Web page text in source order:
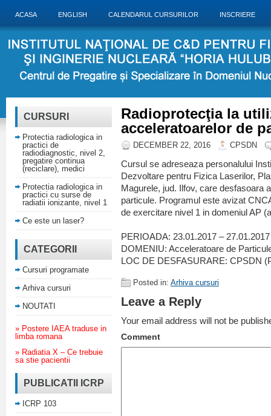
ACASA ENGLISH CALENDARUL CURSURILOR INSCRIERE
Radioprotecţia la
acceleratoarelor de
DECEMBER 22, 2016 CPSDN
Cursul se adreseaza personalului
Dezvoltare pentru Fizica Laserilor,
Magurele, jud. Ilfov, care desfasoara
particule. Programul este avizat
de exercitare nivel 1 in domeniul AP
PERIOADA: 23.01.2017 – 27.01.2017
DOMENIU: Acceleratoare de
LOC DE DESFASURARE: CPSDN
Posted in: Arhiva cursuri
Leave a Reply
Your email address will not be
Comment
CURSURI
Protectia radiologica in
practici de
radiodiagnostic, nivel 2,
pregatire continua
(reciclare), medici
Protectia radiologica in
practici cu surse de
radiatii ionizante, nivel 1
Ce este un laser?
CATEGORII
Cursuri programate
Arhiva cursuri
NOUTATI
» Postere IAEA traduse in
limba romana
» Radiatia X – Ce trebuie
sa stie pacientii
PUBLICATII ICRP
ICRP 103